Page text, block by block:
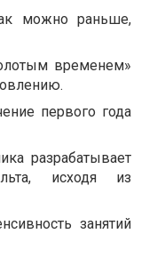
можно раньше,
временем»
первого года
разрабатывает
исходя из
занятий